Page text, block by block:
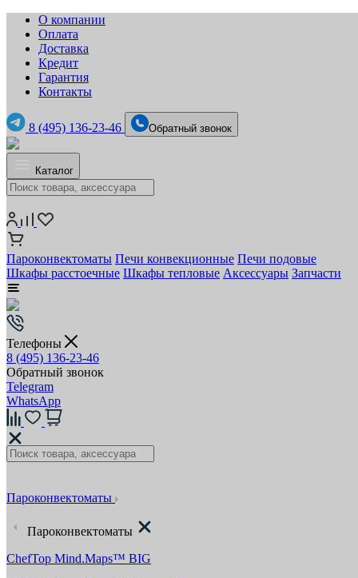
О компании
Оплата
Доставка
Кредит
Гарантия
Контакты
8 (495) 136-23-46 Обратный звонок
Каталог
Пароконвектоматы Печи конвекционные Печи подовые
Шкафы расстоечные Шкафы тепловые Аксессуары Запчасти
Телефоны
8 (495) 136-23-46
Обратный звонок
Telegram
WhatsApp
Пароконвектоматы
Пароконвектоматы
ChefTop Mind.Maps™ BIG